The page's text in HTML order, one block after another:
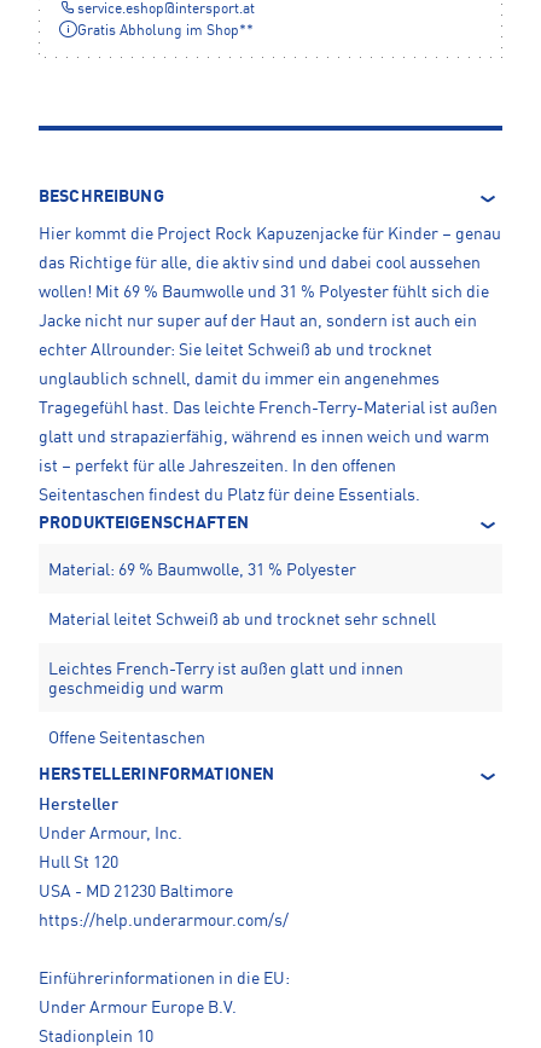
service.eshop@intersport.at
Gratis Abholung im Shop**
BESCHREIBUNG
Hier kommt die Project Rock Kapuzenjacke für Kinder – genau
das Richtige für alle, die aktiv sind und dabei cool aussehen
wollen! Mit 69 % Baumwolle und 31 % Polyester fühlt sich die
Jacke nicht nur super auf der Haut an, sondern ist auch ein
echter Allrounder: Sie leitet Schweiß ab und trocknet
unglaublich schnell, damit du immer ein angenehmes
Tragegefühl hast. Das leichte French-Terry-Material ist außen
glatt und strapazierfähig, während es innen weich und warm
ist – perfekt für alle Jahreszeiten. In den offenen
Seitentaschen findest du Platz für deine Essentials.
PRODUKTEIGENSCHAFTEN
Material: 69 % Baumwolle, 31 % Polyester
Material leitet Schweiß ab und trocknet sehr schnell
Leichtes French-Terry ist außen glatt und innen
geschmeidig und warm
Offene Seitentaschen
HERSTELLERINFORMATIONEN
Hersteller
Under Armour, Inc.
Hull St 120
USA - MD 21230 Baltimore
https://help.underarmour.com/s/
Einführerinformationen in die EU:
Under Armour Europe B.V.
Stadionplein 10